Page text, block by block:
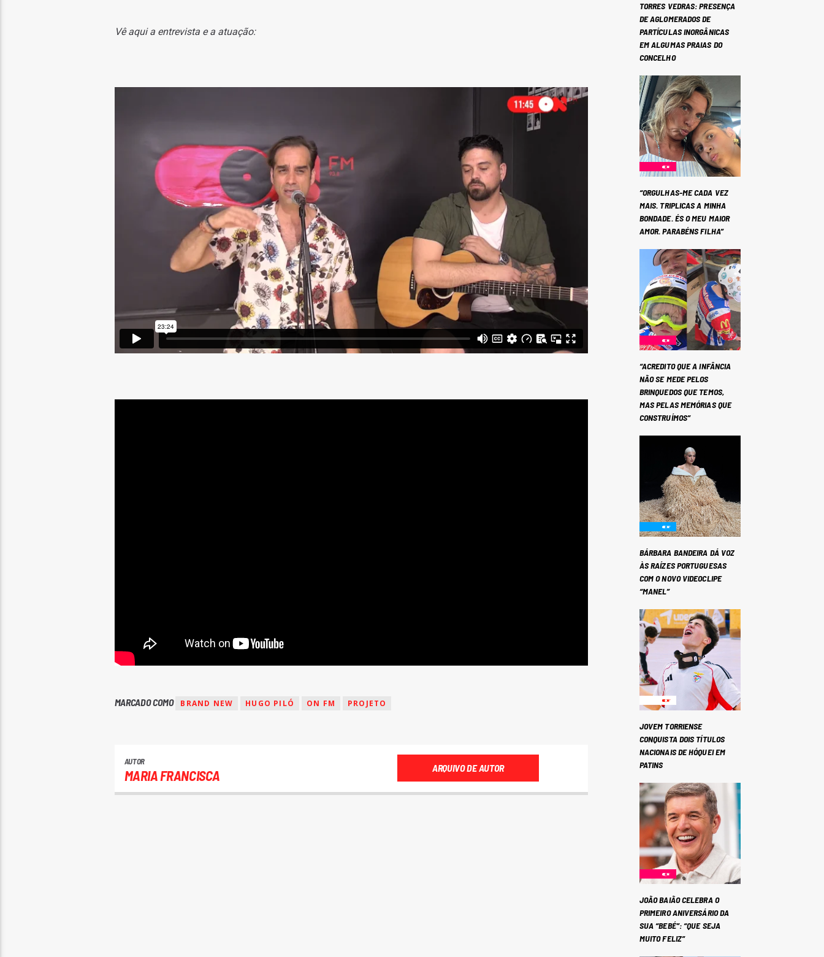
Vê aqui a entrevista e a atuação:
MARCADO COMO BRAND NEW HUGO PILÓ ON FM PROJETO
AUTOR
MARIA FRANCISCA ARQUIVO DE AUTOR
TORRES VEDRAS: PRESENÇA
DE AGLOMERADOS DE
PARTÍCULAS INORGÂNICAS
EM ALGUMAS PRAIAS DO
CONCELHO
“ORGULHAS-ME CADA VEZ
MAIS. TRIPLICAS A MINHA
BONDADE. ÉS O MEU MAIOR
AMOR. PARABÉNS FILHA”
“ACREDITO QUE A INFÂNCIA
NÃO SE MEDE PELOS
BRINQUEDOS QUE TEMOS,
MAS PELAS MEMÓRIAS QUE
CONSTRUÍMOS”
BÁRBARA BANDEIRA DÁ VOZ
ÀS RAÍZES PORTUGUESAS
COM O NOVO VIDEOCLIPE
“MANEL”
JOVEM TORRIENSE
CONQUISTA DOIS TÍTULOS
NACIONAIS DE HÓQUEI EM
PATINS
JOÃO BAIÃO CELEBRA O
PRIMEIRO ANIVERSÁRIO DA
SUA “BEBÉ”: “QUE SEJA
MUITO FELIZ”